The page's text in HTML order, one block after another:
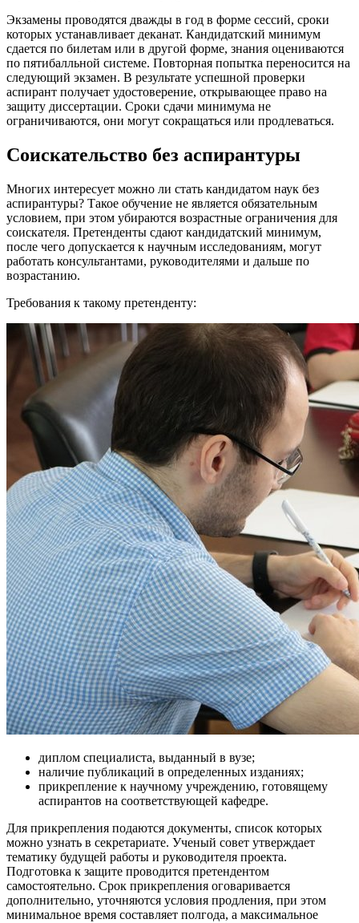
Экзамены проводятся дважды в год в форме сессий, сроки
которых устанавливает деканат. Кандидатский минимум
сдается по билетам или в другой форме, знания оцениваются
по пятибалльной системе. Повторная попытка переносится на
следующий экзамен. В результате успешной проверки
аспирант получает удостоверение, открывающее право на
защиту диссертации. Сроки сдачи минимума не
ограничиваются, они могут сокращаться или продлеваться.
Соискательство без аспирантуры
Многих интересует можно ли стать кандидатом наук без
аспирантуры? Такое обучение не является обязательным
условием, при этом убираются возрастные ограничения для
соискателя. Претенденты сдают кандидатский минимум,
после чего допускается к научным исследованиям, могут
работать консультантами, руководителями и дальше по
возрастанию.
Требования к такому претенденту:
диплом специалиста, выданный в вузе;
наличие публикаций в определенных изданиях;
прикрепление к научному учреждению, готовящему
аспирантов на соответствующей кафедре.
Для прикрепления подаются документы, список которых
можно узнать в секретариате. Ученый совет утверждает
тематику будущей работы и руководителя проекта.
Подготовка к защите проводится претендентом
самостоятельно. Срок прикрепления оговаривается
дополнительно, уточняются условия продления, при этом
минимальное время составляет полгода, а максимальное